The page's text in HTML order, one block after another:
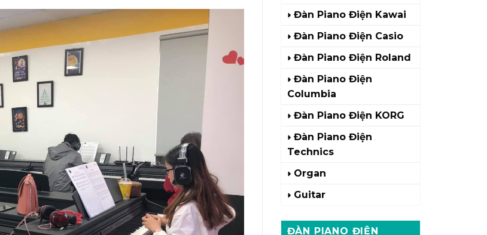
Đàn Piano Điện Kawai
Đàn Piano Điện Casio
Đàn Piano Điện Roland
Đàn Piano Điện
Columbia
Đàn Piano Điện KORG
Đàn Piano Điện
Technics
Organ
Guitar
ĐÀN PIANO ĐIỆN